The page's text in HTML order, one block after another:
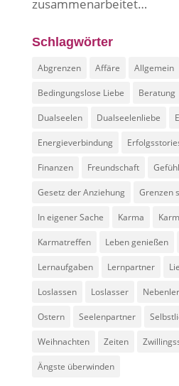
zusammenarbeitet…
Schlagwörter
Abgrenzen Affäre Allgemein
Bedingungslose Liebe Beratung
Dualseelen Dualseelenliebe
Energieverbindung
Finanzen Freundschaft
Gesetz der Anziehung Grenzen
In eigener Sache Karma
Karmatreffen Leben genießen
Lernaufgaben Lernpartner
Loslassen Loslasser
Ostern Seelenpartner
Weihnachten Zeiten
Ängste überwinden